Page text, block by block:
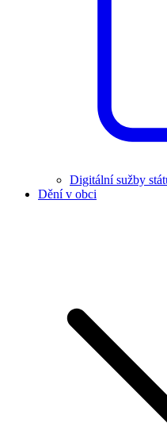
Digitální sužby
Dění v obci